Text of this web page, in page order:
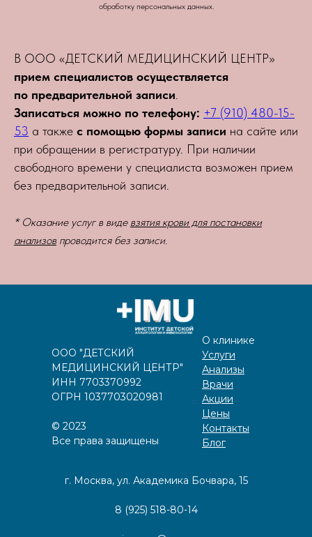
обработку персональных данных.
В ООО «ДЕТСКИЙ МЕДИЦИНСКИЙ ЦЕНТР»
прием специалистов осуществляется
по предварительной записи
Записаться можно по телефону: +7 (910) 480-15-
53 а также с помощью формы записи на сайте или
при обращении в регистратуру. При наличии
свободного времени у специалиста возможен прием
без предварительной записи.
* Оказание услуг в виде взятия крови для постановки
анализов проводится без записи.
г. Москва, ул. Академика Бочвара, 15
8 (925) 518-80-14
ООО "ДЕТСКИЙ
МЕДИЦИНСКИЙ ЦЕНТР"
ИНН 7703370992
ОГРН 1037703020981
©️ 2023
Все права защищены
О клинике
Услуги
Анализы
Врачи
Акции
Цены
Контакты
Блог